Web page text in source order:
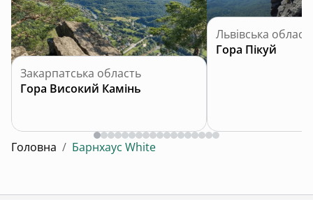
Закарпатська область
Гора Високий Камінь
Львівська
Гора Пікуй
Головна / Барнхаус White